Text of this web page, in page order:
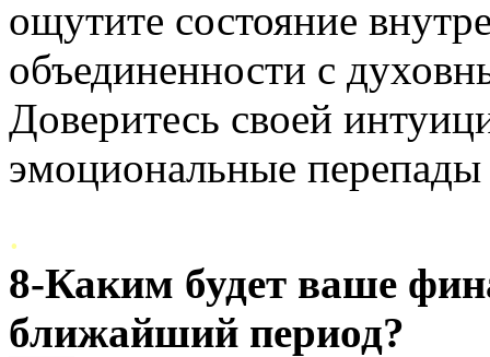
ощутите состояние
объединенности с
Доверитесь своей
эмоциональные перепады
.
8-Каким будет ваше
ближайший период?